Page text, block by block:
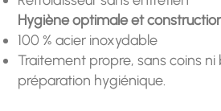
Hygiène optimale et
100 % acier inoxydable
Traitement propre, sans coins ni
préparation hygiénique.